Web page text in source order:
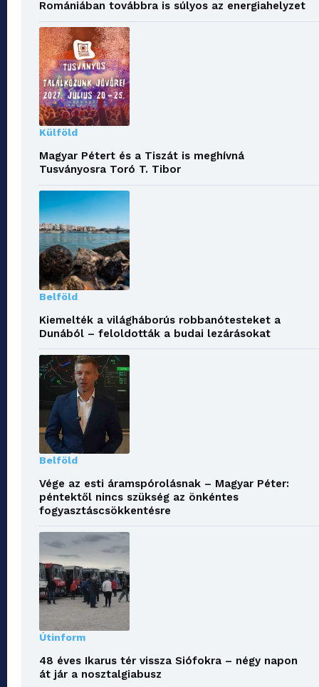
Romániában továbbra is súlyos az energiahelyzet
Külföld
Magyar Pétert és a Tiszát is meghívná
Tusványosra Toró T. Tibor
Belföld
Kiemelték a világháborús robbanótesteket a
Dunából – feloldották a budai lezárásokat
Belföld
Vége az esti áramspórolásnak – Magyar Péter:
péntektől nincs szükség az önkéntes
fogyasztáscsökkentésre
Útinform
48 éves Ikarus tér vissza Siófokra – négy napon
át jár a nosztalgiabusz